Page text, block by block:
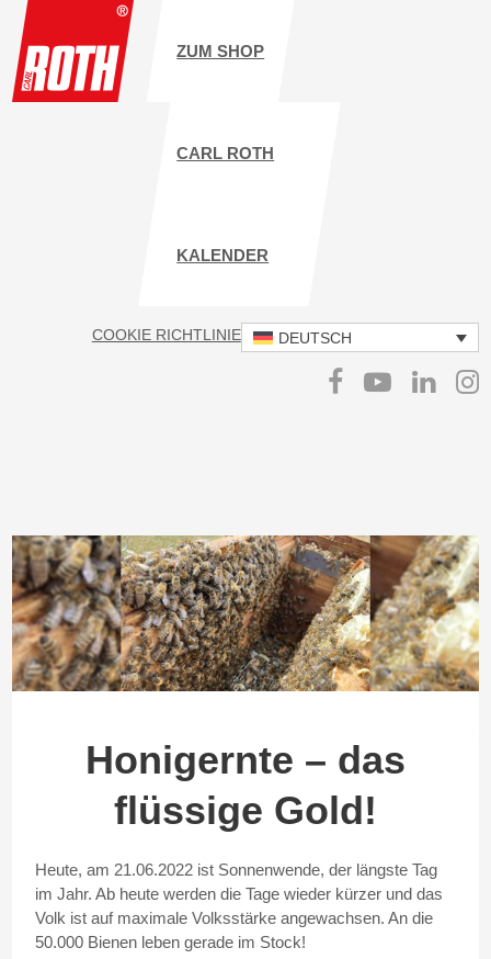
ZUM SHOP
CARL ROTH
KALENDER
DEUTSCH DATENSCHUTZ
IMPRESSUM
COOKIE RICHTLINIE
Honigernte – das
flüssige Gold!
Heute, am 21.06.2022 ist Sonnenwende, der längste Tag
im Jahr. Ab heute werden die Tage wieder kürzer und das
Volk ist auf maximale Volksstärke angewachsen. An die
50.000 Bienen leben gerade im Stock!